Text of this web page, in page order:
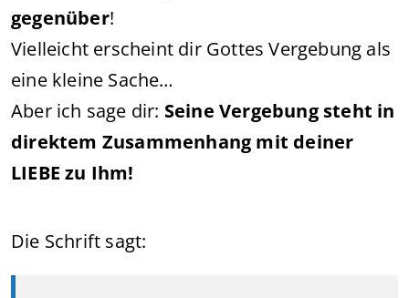
gegenüber!
Vielleicht erscheint dir Gottes Vergebung als
eine kleine Sache…
Aber ich sage dir: Seine Vergebung steht in
direktem Zusammenhang mit deiner
LIEBE zu Ihm!
Die Schrift sagt: